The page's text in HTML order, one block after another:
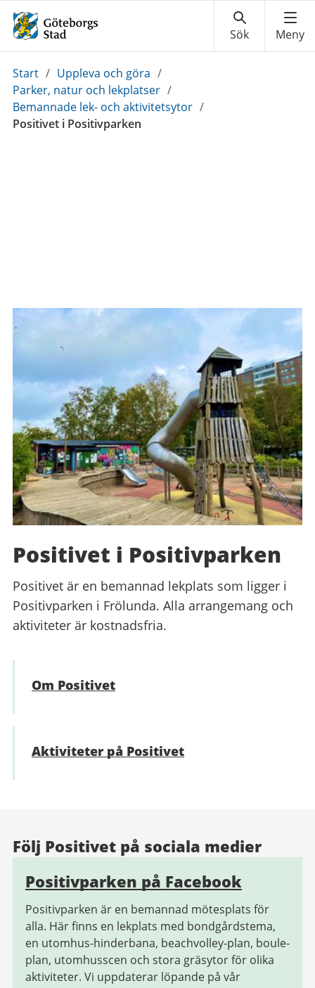
Du
är
här:
Start / Uppleva och göra /
Parker, natur och lekplatser /
Bemannade lek- och aktivitetsytor /
Positivet i Positivparken
Positivet i Positivparken
Positivet är en bemannad lekplats som ligger i
Positivparken i Frölunda. Alla arrangemang och
aktiviteter är kostnadsfria.
Om Positivet
Aktiviteter på Positivet
Följ Positivet på sociala medier
Positivparken på Facebook
Positivparken är en bemannad mötesplats för
alla. Här finns en lekplats med bondgårdstema,
en utomhus-hinderbana, beachvolley-plan, boule-
plan, utomhusscen och stora gräsytor för olika
aktiviteter. Vi uppdaterar löpande på vår